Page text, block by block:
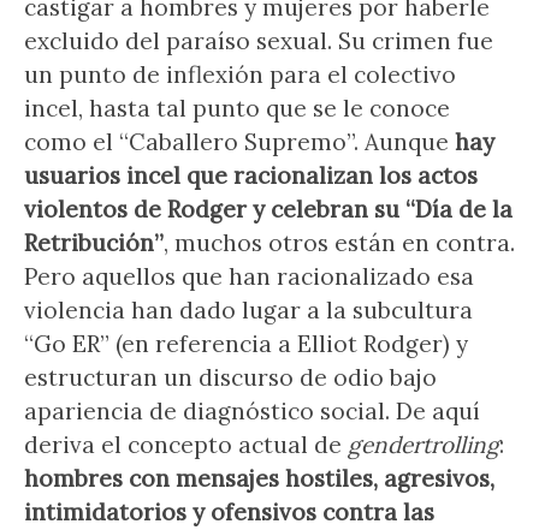
castigar a hombres y mujeres por haberle
excluido del paraíso sexual. Su crimen fue
un punto de inflexión para el colectivo
incel, hasta tal punto que se le conoce
como el “Caballero Supremo”. Aunque hay
usuarios incel que racionalizan los actos
violentos de Rodger y celebran su “Día de la
Retribución”, muchos otros están en contra.
Pero aquellos que han racionalizado esa
violencia han dado lugar a la subcultura
“Go ER” (en referencia a Elliot Rodger) y
estructuran un discurso de odio bajo
apariencia de diagnóstico social. De aquí
deriva el concepto actual de gendertrolling:
hombres con mensajes hostiles, agresivos,
intimidatorios y ofensivos contra las